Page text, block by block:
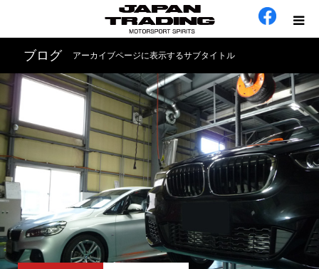
ブログ アーカイブページに表示するサブタイトル
ホーム
会社概要
カテゴリー
工場日誌
お問い合わせ